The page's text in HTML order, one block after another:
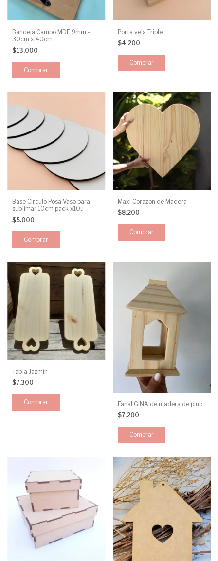
Bandeja Campo MDF 9mm -
30cm x 40cm
$13.000
Porta vela Triple
$4.200
Base Circulo Posa Vaso para
sublimar 10cm pack x10u
$5.000
Maxi Corazon de Madera
$8.200
Tabla Jazmín
$7.300
Fanal GINA de madera de pino
$7.200